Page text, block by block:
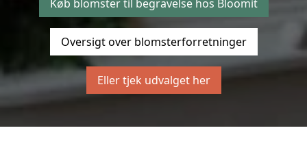
Køb blomster til begravelse hos Bloomit
Oversigt over blomsterforretninger
Eller tjek udvalget her